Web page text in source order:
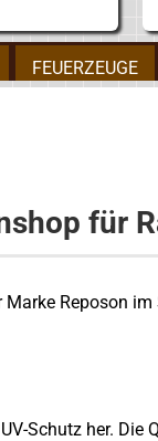
Konto erstellen
Passwort
FEUERZEUGE
für
Reposon im
Schutz her. Die